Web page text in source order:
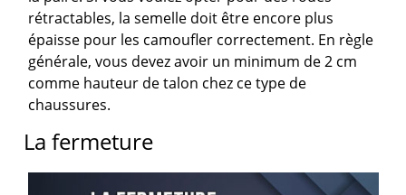
rétractables, la semelle doit être encore plus
épaisse pour les camoufler correctement. En règle
générale, vous devez avoir un minimum de 2 cm
comme hauteur de talon chez ce type de
chaussures.
La fermeture